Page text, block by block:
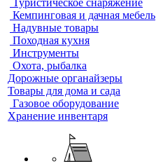
Туристическое снаряжение
Кемпинговая и дачная мебель
Надувные товары
Походная кухня
Инструменты
Охота, рыбалка
Дорожные органайзеры
Товары для дома и сада
Газовое оборудование
Хранение инвентаря